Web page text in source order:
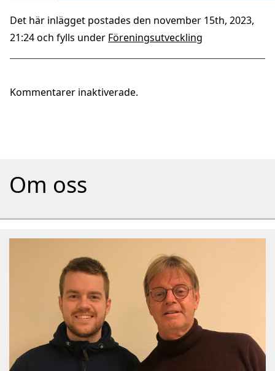
Det här inlägget postades den november 15th, 2023,
21:24 och fylls under Föreningsutveckling
Kommentarer inaktiverade.
Om oss